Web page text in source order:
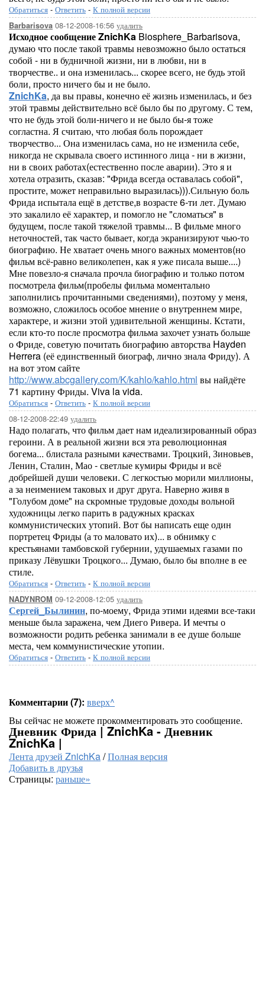
Обратиться - Ответить - К полной версии
Barbarisova 08-12-2008-16:56 удалить
Исходное сообщение ZnichKa Biosphere_Barbarisova,
думаю что после такой травмы невозможно было остаться
собой - ни в будничной жизни, ни в любви, ни в
творчестве.. и она изменилась... скорее всего, не будь этой
боли, просто ничего бы и не было.
ZnichKa, да вы правы, конечно её жизнь изменилась, и без
этой травмы действительно всё было бы по другому. С тем,
что не будь этой боли-ничего и не было бы-я тоже
согластна. Я считаю, что любая боль порождает
творчество... Она изменилась сама, но не изменила себе,
никогда не скрывала своего истинного лица - ни в жизни,
ни в своих работах(естественно после аварии). Это я и
хотела отразить, сказав: "Фрида всегда оставалась собой",
простите, может неправильно выразилась))).Сильную боль
Фрида испытала ещё в детстве,в возрасте 6-ти лет. Думаю
это закалило её характер, и помогло не "сломаться" в
будущем, после такой тяжелой травмы... В фильме много
неточностей, так часто бывает, когда экранизируют чью-то
биографию. Не хватает очень много важных моментов(но
фильм всё-равно великолепен, как я уже писала выше....)
Мне повезло-я сначала прочла биографию и только потом
посмотрела фильм(пробелы фильма моментально
заполнились прочитанными сведениями), поэтому у меня,
возможно, сложилось особое мнение о внутреннем мире,
характере, и жизни этой удивительной женщины. Кстати,
если кто-то после просмотра фильма захочет узнать больше
о Фриде, советую почитать биографию авторства Hayden
Herrera (её единственный биограф, лично знала Фриду). А
на вот этом сайте
http://www.abcgallery.com/K/kahlo/kahlo.html вы найдёте
71 картину Фриды. Viva la vida.
Обратиться - Ответить - К полной версии
08-12-2008-22:49 удалить
Надо полагать, что фильм дает нам идеализированный образ
героини. А в реальной жизни вся эта революционная
богема... блистала разными качествами. Троцкий, Зиновьев,
Ленин, Сталин, Мао - светлые кумиры Фриды и всё
добрейшей души человеки. С легкостью морили миллионы,
а за неимением таковых и друг друга. Наверно живя в
"Голубом доме" на скромные трудовые доходы вольной
художницы легко парить в радужных красках
коммунистических утопий. Вот бы написать еще один
портретец Фриды (а то маловато их)... в обнимку с
крестьянами тамбовской губернии, удушаемых газами по
приказу Лёвушки Троцкого... Думаю, было бы вполне в ее
стиле.
Обратиться - Ответить - К полной версии
NADYNROM 09-12-2008-12:05 удалить
Сергей_Былинин, по-моему, Фрида этими идеями все-таки
меньше была заражена, чем Диего Ривера. И мечты о
возможности родить ребенка занимали в ее душе больше
места, чем коммунистические утопии.
Обратиться - Ответить - К полной версии
Комментарии (7): вверх^
Вы сейчас не можете прокомментировать это сообщение.
Дневник Фрида | ZnichKa - Дневник
ZnichKa |
Лента друзей ZnichKa/Полная версия
Добавить в друзья
Страницы: раньше»